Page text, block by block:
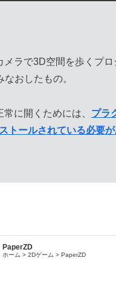
メラで3D空間を歩くプロ
おしたもの。
に開くためには、 プラ
トールされている必要が
PaperZD
ホーム > 2Dゲーム > PaperZD